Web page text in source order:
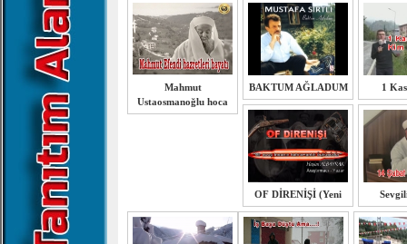
Mahmut
Ustaosmanoğlu hoca
BAKTUM AĞLADUM 1
OF DİRENİŞİ (Yeni